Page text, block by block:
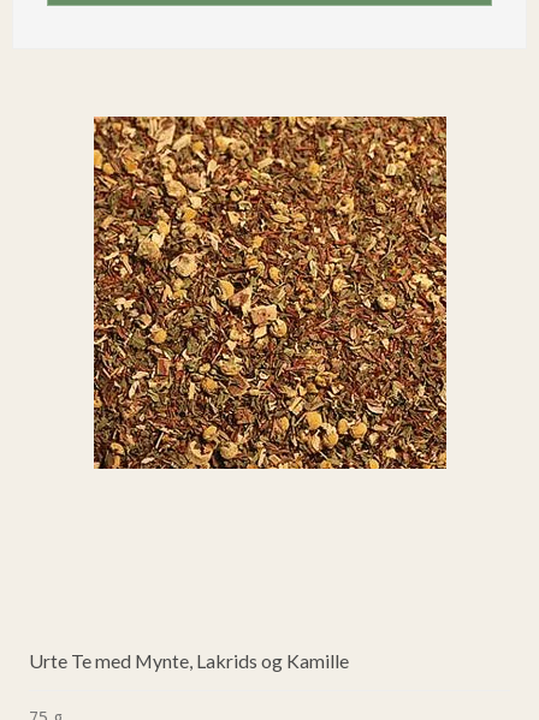
Urte Te med Mynte, Lakrids og Kamille